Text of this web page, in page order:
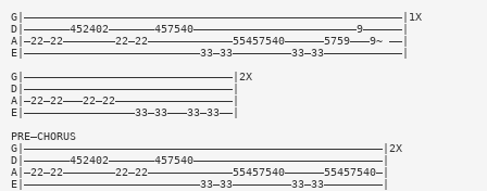
G|——————————————————————————————————————————————————————————|1X
D|———————452402———————457540—————————————————————————9——————|
A|—22—22————————22—22—————————————55457540——————5759———9~ ——|
E|———————————————————————————33—33—————————33—33————————————|
G|————————————————————————————————|2X
D|————————————————————————————————|
A|—22—22———22—22——————————————————|
E|—————————————————33—33———33—33——|
PRE—CHORUS
G|———————————————————————————————————————————————————————|2X
D|———————452402———————457540—————————————————————————————|
A|—22—22————————22—22—————————————55457540——————55457540—|
E|———————————————————————————33—33—————————33—33—————————|